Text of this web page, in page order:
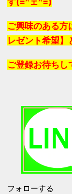
ご興味のある方
レゼント希望】
ご登録お待ちし
フォローする